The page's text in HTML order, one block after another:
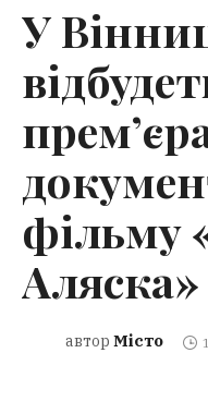
У
фільму
Аляска»
автор Місто